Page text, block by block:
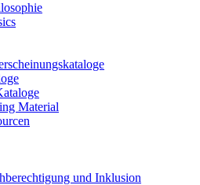
Material
und Inklusion